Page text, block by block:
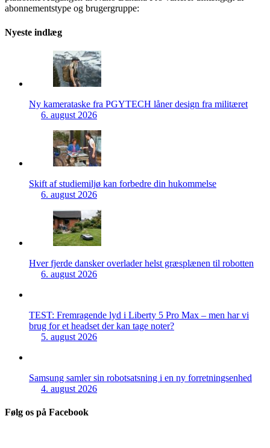
abonnementstype og brugergruppe:
Nyeste indlæg
Ny kamerataske fra PGYTECH låner design fra militæret
6. august 2026
Skift af studiemiljø kan forbedre din hukommelse
6. august 2026
Hver fjerde dansker overlader helst græsplænen til robotten
6. august 2026
TEST: Fremragende lyd i Liberty 5 Pro Max – men har vi
brug for et headset der kan tage noter?
5. august 2026
Samsung samler sin robotsatsning i en ny forretningsenhed
4. august 2026
Følg os på Facebook